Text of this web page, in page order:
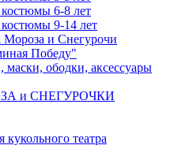
6-8 лет
9-14 лет
и Снегурочи
Победу"
маски, ободки, аксессуары
и СНЕГУРОЧКИ
театра